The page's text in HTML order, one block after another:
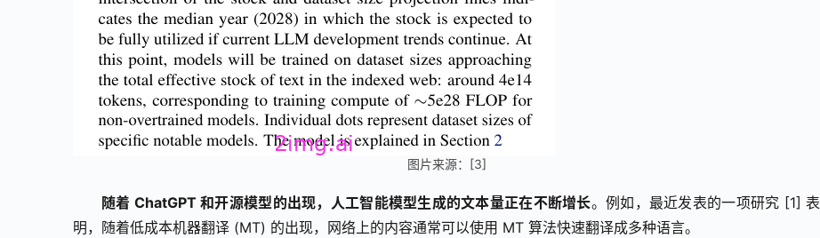
图片来源：[3]
随着 ChatGPT 和开源模型的出现，人工智能模型生成的文本量正在不断增长。例如，最近发表的一项研究 [1] 表
明，随着低成本机器翻译 (MT) 的出现，网络上的内容通常可以使用 MT 算法快速翻译成多种语言。